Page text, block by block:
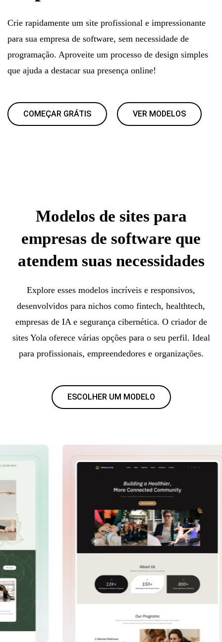
Crie rapidamente um site profissional e impressionante
para sua empresa de software, sem necessidade de
programação. Aproveite um processo de design simples
que ajuda a destacar sua presença online!
COMEÇAR GRÁTIS VER MODELOS
Modelos de sites para
empresas de software que
atendem suas necessidades
Explore esses modelos incríveis e responsivos,
desenvolvidos para nichos como fintech, healthtech,
empresas de IA e segurança cibernética. O criador de
sites Yola oferece várias opções para o seu perfil. Ideal
para profissionais, empreendedores e organizações.
ESCOLHER UM MODELO